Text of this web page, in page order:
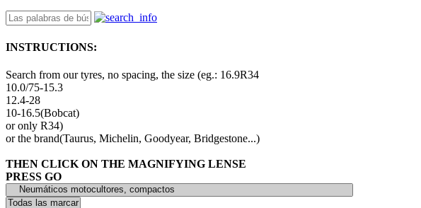
INSTRUCTIONS:
Search from our tyres, no spacing, the size (eg.: 16.9R34
10.0/75-15.3
12.4-28
10-16.5(Bobcat)
or only R34)
or the brand(Taurus, Michelin, Goodyear, Bridgestone...)
THEN CLICK ON THE MAGNIFYING LENSE
PRESS GO